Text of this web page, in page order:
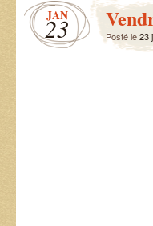
JAN
23 Posté le23